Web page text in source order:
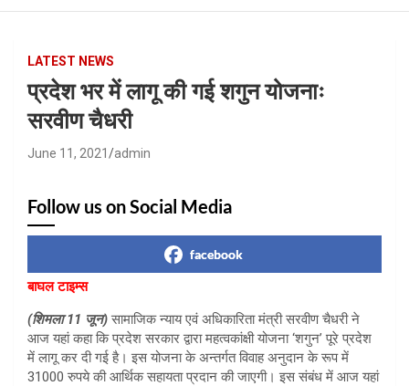
LATEST NEWS
प्रदेश भर में लागू की गई शगुन योजनाः
सरवीण चैधरी
June 11, 2021 admin
Follow us on Social Media
facebook
बाघल टाइम्स
(शिमला 11 जून) सामाजिक न्याय एवं अधिकारिता मंत्री सरवीण चैधरी ने
आज यहां कहा कि प्रदेश सरकार द्वारा महत्वकांक्षी योजना ‘शगुन’ पूरे प्रदेश
में लागू कर दी गई है। इस योजना के अन्तर्गत विवाह अनुदान के रूप में
31000 रुपये की आर्थिक सहायता प्रदान की जाएगी। इस संबंध में आज यहां